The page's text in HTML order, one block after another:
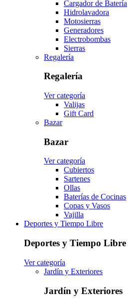
Cargador de Batería
Hidrolavadora
Motosierras
Generadores
Electrobombas
Sierras
Regalería
Regalería
Ver categoría
Valijas
Gift Card
Bazar
Bazar
Ver categoría
Cubiertos
Sartenes
Ollas
Baterías de Cocinas
Copas y Vasos
Vajilla
Deportes y Tiempo Libre
Deportes y Tiempo Libre
Ver categoría
Jardín y Exteriores
Jardín y Exteriores